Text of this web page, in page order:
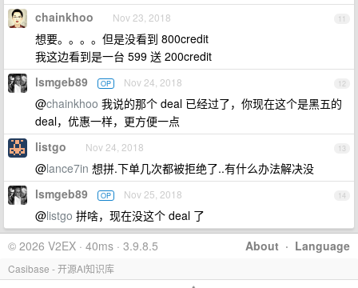
11
chainkhoo Nov 23, 2018
想要。。。。但是没看到 800credit
我这边看到是一台 599 送 200credit
12
lsmgeb89 OP Nov 24, 2018
@chainkhoo 我说的那个 deal 已经过了，你现在这个是黑五的
deal，优惠一样，更方便一点
13
listgo Nov 24, 2018
@lance7in 想拼.下单几次都被拒绝了..有什么办法解决没
14
lsmgeb89 OP Nov 25, 2018
@listgo 拼啥，现在没这个 deal 了
About · Language
© 2026 V2EX · 40ms · 3.9.8.5
Casibase - 开源AI知识库